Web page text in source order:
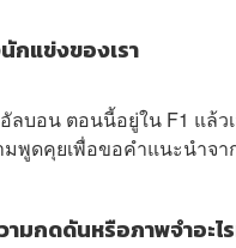
กแข่งของเรา
บอน ตอนนี้อยู่ใน F1 แล้
พูดคุยเพื่อขอคำแนะนำจา
ามกดดันหรือภาพจำอะ